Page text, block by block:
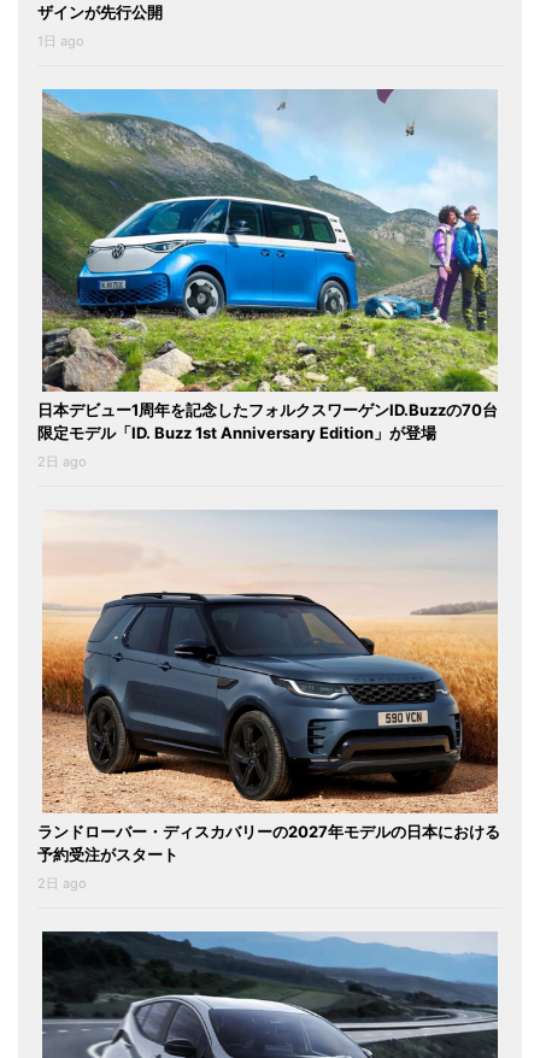
ザインが先行公開
1日 ago
日本デビュー1周年を記念したフォルクスワーゲンID.Buzzの70台
限定モデル「ID. Buzz 1st Anniversary Edition」が登場
2日 ago
ランドローバー・ディスカバリーの2027年モデルの日本における
予約受注がスタート
2日 ago